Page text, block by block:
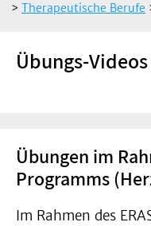
> Therapeutische Berufe
Übungs-
Übungen im
Programms
Im Rahmen des